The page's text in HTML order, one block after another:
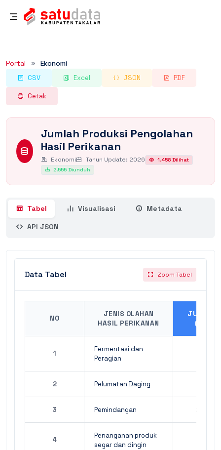
Portal Ekonomi
CSV Excel JSON PDF
Cetak
Jumlah Produksi Pengolahan
Hasil Perikanan
Ekonomi Tahun Update: 2026
1.458 Dilihat
2.555 Diunduh
Tabel Visualisasi Metadata
API JSON
Data Tabel Zoom Tabel
NO
JENIS OLAHAN
HASIL PERIKANAN
JUMLAH
(KG)
1
Fermentasi dan
Peragian
2 Pelumatan Daging
3 Pemindangan
4
Penanganan produk
segar dan dingin